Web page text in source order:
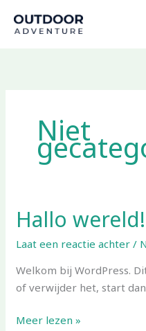
naar
Niet
Hallo wereld!
Laat een reactie achter /
Welkom bij WordPress.
of verwijder het, start
Hallo
wereld!
Meer lezen »